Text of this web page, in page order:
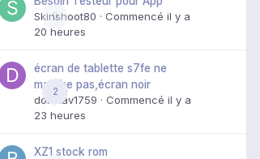
0
Skinshoot80 · Commencé il y a
20 heures
2
écran de tablette s7fe ne
marche pas,écran noir
domxav1759 · Commencé il y a
23 heures
XZ1 stock rom